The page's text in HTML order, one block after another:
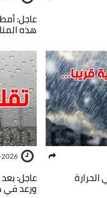
هذه
عاجل:
ورعد في